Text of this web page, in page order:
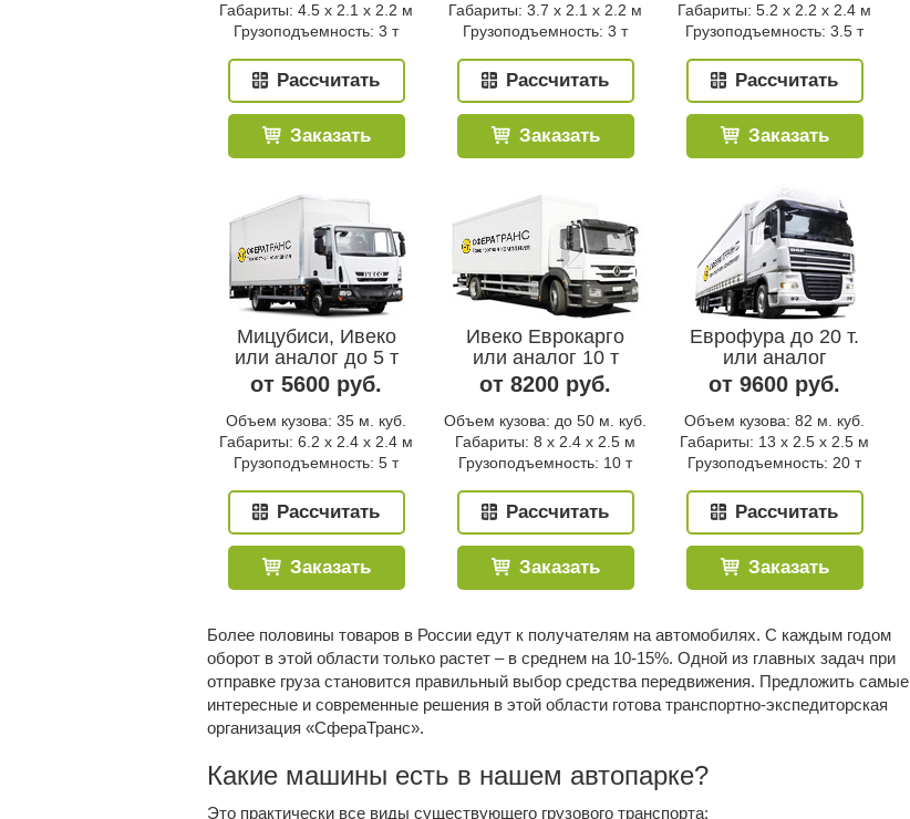
Габариты: 4.5 x 2.1 x 2.2 м
Грузоподъемность: 3 т
Рассчитать
Заказать
Габариты: 3.7 x 2.1 x 2.2 м
Грузоподъемность: 3 т
Рассчитать
Заказать
Габариты: 5.2 x 2.2 x 2.4 м
Грузоподъемность: 3.5 т
Рассчитать
Заказать
Мицубиси, Ивеко
или аналог до 5 т
от 5600 руб.
Объем кузова: 35 м. куб.
Габариты: 6.2 x 2.4 x 2.4 м
Грузоподъемность: 5 т
Рассчитать
Заказать
Ивеко Еврокарго
или аналог 10 т
от 8200 руб.
Объем кузова: до 50 м. куб.
Габариты: 8 x 2.4 x 2.5 м
Грузоподъемность: 10 т
Рассчитать
Заказать
Еврофура до 20 т.
или аналог
от 9600 руб.
Объем кузова: 82 м. куб.
Габариты: 13 x 2.5 x 2.5 м
Грузоподъемность: 20 т
Рассчитать
Заказать
Более половины товаров в России едут к получателям на автомобилях. С каждым годом
оборот в этой области только растет – в среднем на 10-15%. Одной из главных задач при
отправке груза становится правильный выбор средства передвижения. Предложить самые
интересные и современные решения в этой области готова транспортно-экспедиторская
организация «СфераТранс».
Какие машины есть в нашем автопарке?
Это практически все виды существующего грузового транспорта: